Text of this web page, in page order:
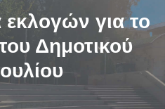
για το
Δημοτικού